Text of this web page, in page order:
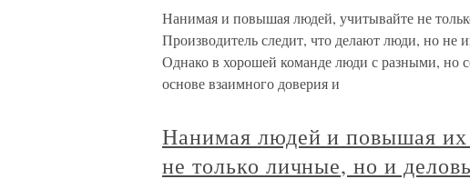
Нанимая и повышая людей, учитывайте не
Производитель следит, что делают люди, но не
Однако в хорошей команде люди с разными, но
основе взаимного доверия и
Нанимая людей и повышая их
не только личные, но и